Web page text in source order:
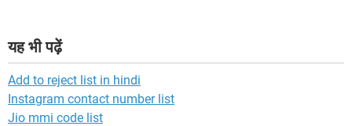
यह भी पढ़ें
Add to reject list in hindi
Instagram contact number list
Jio mmi code list